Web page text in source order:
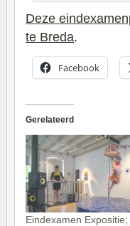
Deze
te Breda.
Facebook
Gerelateerd
Eindexamen Expositie;